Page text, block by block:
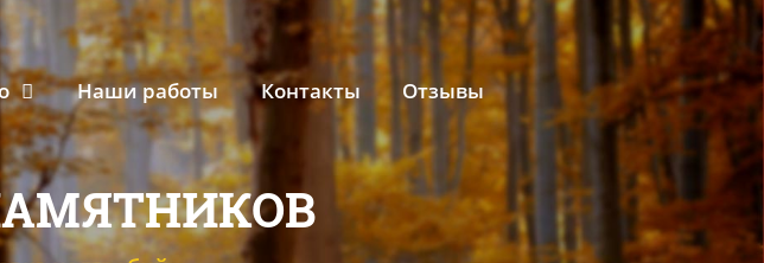
Наши работы Контакты Отзывы